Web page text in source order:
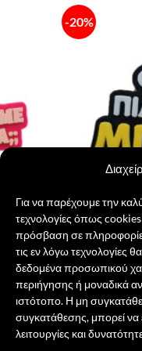
Για να παρέχουμε την
τεχνολογίες όπως
πρόσβαση σε
τις εν λόγω τεχνολογίες
δεδομένα προσωπικού
περιήγησης ή μοναδικά
ιστότοπο. Η μη
συγκατάθεσης, μπορεί να
λειτουργίες και
-20%
Μαγνητάκι
5,00€ Original
price
was:
5,00 €.
4,00€Η
ΠΡΟΣΘΉΚΗ